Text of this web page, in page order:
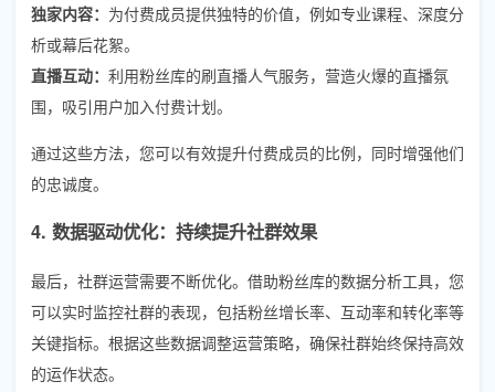
独家内容： 为付费成员提供独特的价值，例如专业课程、深度分
析或幕后花絮。
直播互动： 利用粉丝库的刷直播人气服务，营造火爆的直播氛
围，吸引用户加入付费计划。
通过这些方法，您可以有效提升付费成员的比例，同时增强他们
的忠诚度。
4. 数据驱动优化：持续提升社群效果
最后，社群运营需要不断优化。借助粉丝库的数据分析工具，您
可以实时监控社群的表现，包括粉丝增长率、互动率和转化率等
关键指标。根据这些数据调整运营策略，确保社群始终保持高效
的运作状态。